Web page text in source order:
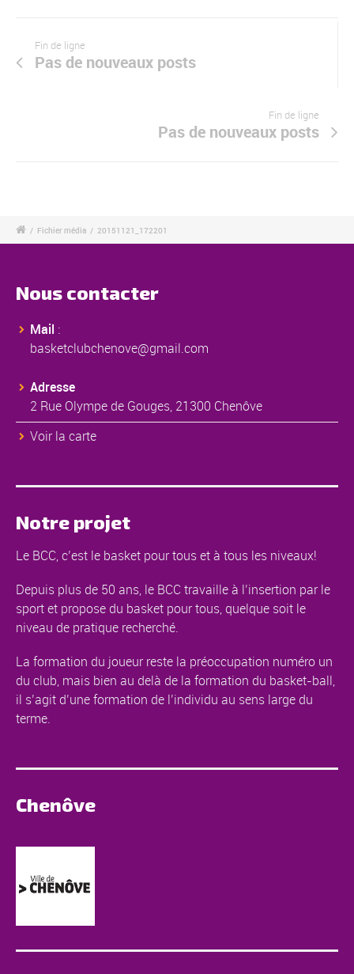
Fin de ligne
Pas de nouveaux posts
Fin de ligne
Pas de nouveaux posts
/ Fichier média / 20151121_172201
Nous contacter
Mail :
basketclubchenove@gmail.com
Adresse
2 Rue Olympe de Gouges, 21300 Chenôve
Voir la carte
Notre projet
Le BCC, c’est le basket pour tous et à tous les niveaux!
Depuis plus de 50 ans, le BCC travaille à l’insertion par le
sport et propose du basket pour tous, quelque soit le
niveau de pratique recherché.
La formation du joueur reste la préoccupation numéro un
du club, mais bien au delà de la formation du basket-ball,
il s’agit d’une formation de l’individu au sens large du
terme.
Chenôve